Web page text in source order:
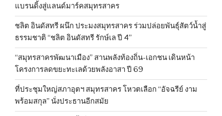
แบรนดิ้งสู่แลนด์มาร์คสมุทรสาคร
ชลิต อินดัสทรี ผนึก ประมงสมุทรสาคร ร่วมปล่อยพันธุ์สัตว์น้ำสู่
ธรรมชาติ “ชลิต อินดัสทรี รักษ์เล ปี 4”
“สมุทรสาครพัฒนาเมือง” สานพลังท้องถิ่น-เอกชน เดินหน้า
โครงการลดขยะทะเลด้วยพลังอาสา ปี 69
ที่ประชุมใหญ่สภาอุตฯ สมุทรสาคร โหวตเลือก “อัจฉรีย์ งาม
พร้อมสกุล” นั่งประธานอีกสมัย